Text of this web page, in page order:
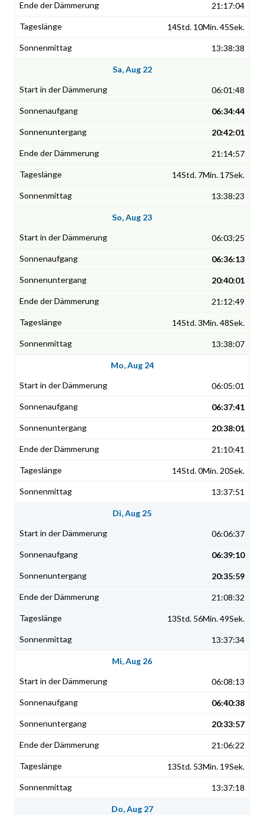
21:17:04
14Std. 10Min. 45Sek.
13:38:38
Sa, Aug 22
06:01:48
06:34:44
20:42:01
21:14:57
14Std. 7Min. 17Sek.
13:38:23
So, Aug 23
06:03:25
06:36:13
20:40:01
21:12:49
14Std. 3Min. 48Sek.
13:38:07
Mo, Aug 24
06:05:01
06:37:41
20:38:01
21:10:41
14Std. 0Min. 20Sek.
13:37:51
Di, Aug 25
06:06:37
06:39:10
20:35:59
21:08:32
13Std. 56Min. 49Sek.
13:37:34
Mi, Aug 26
06:08:13
06:40:38
20:33:57
21:06:22
13Std. 53Min. 19Sek.
13:37:18
Do, Aug 27